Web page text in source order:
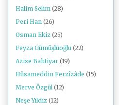
Halim Selim (28)
Peri Han (26)
Osman Ekiz (25)
Feyza Gümüşlüoğlu (22)
Azize Bahtiyar (19)
Hüsameddin Ferzîzâde (15)
Merve Özgül (12)
Neşe Yıldız (12)